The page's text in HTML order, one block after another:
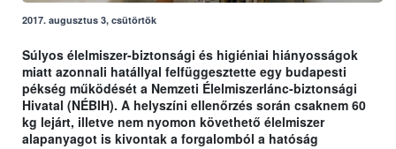
2017. augusztus 3, csütörtök
Súlyos élelmiszer-biztonsági és higiéniai hiányosságok
miatt azonnali hatállyal felfüggesztette egy budapesti
pékség működését a Nemzeti Élelmiszerlánc-biztonsági
Hivatal (NÉBIH). A helyszíni ellenőrzés során csaknem 60
kg lejárt, illetve nem nyomon követhető élelmiszer
alapanyagot is kivontak a forgalomból a hatóság